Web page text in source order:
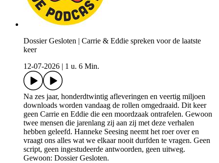
Dossier Gesloten | Carrie & Eddie spreken voor de laatste
keer
12-07-2026
1 u. 6 Min.
Na zes jaar, honderdtwintig afleveringen en veertig miljoen
downloads worden vandaag de rollen omgedraaid. Dit keer
geen Carrie en Eddie die een moordzaak ontrafelen. Gewoon
twee mensen die jarenlang zij aan zij met deze verhalen
hebben geleefd. Hanneke Seesing neemt het roer over en
vraagt ons alles wat we elkaar nooit durfden te vragen. Geen
script, geen ingestudeerde antwoorden, geen uitweg.
Gewoon: Dossier Gesloten.